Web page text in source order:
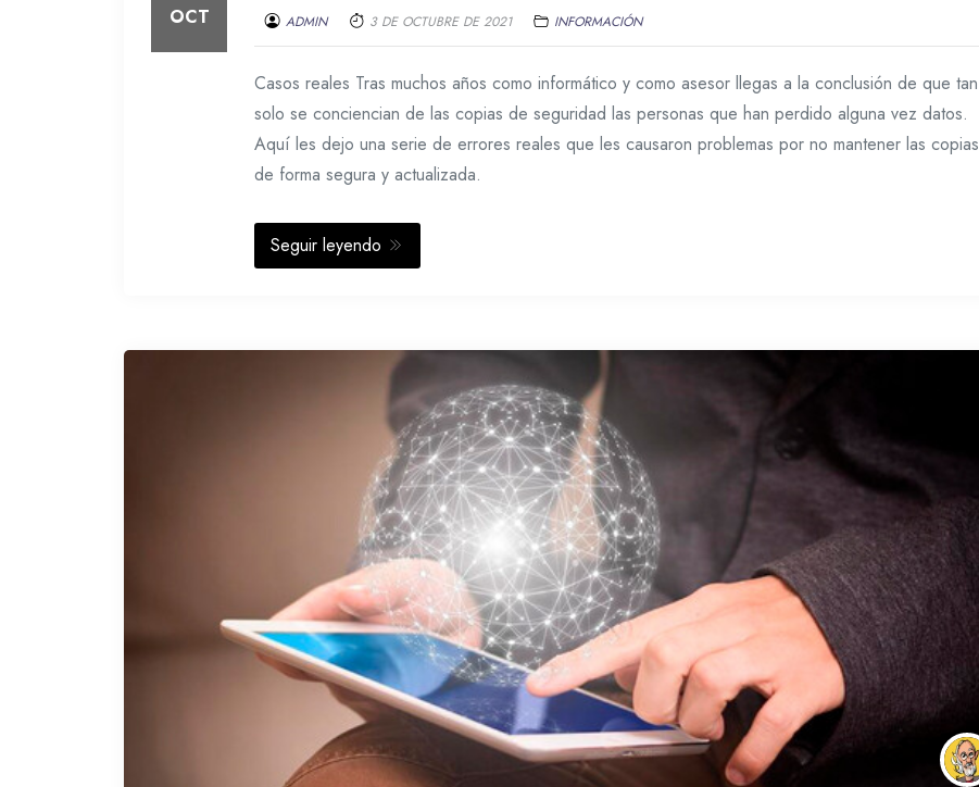
OCT ADMIN 3 DE OCTUBRE DE 2021 INFORMACIÓN
Casos reales Tras muchos años como informático y como asesor llegas a la conclusión de que tan
solo se conciencian de las copias de seguridad las personas que han perdido alguna vez datos.
Aquí les dejo una serie de errores reales que les causaron problemas por no mantener las copias
de forma segura y actualizada.
Seguir leyendo